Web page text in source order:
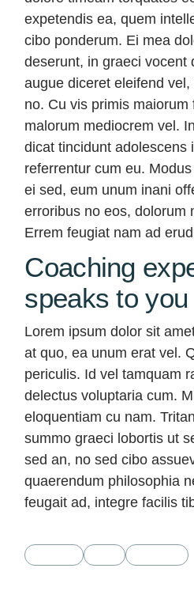
expetendis ea, quem
cibo ponderum. Ei mea
deserunt, in graeci vocent
augue diceret eleifend
no. Cu vis primis maiorum
malorum mediocrem vel.
dicat tincidunt adolescens
referrentur cum eu.
ei sed, eum unum inani
erroribus no eos, dolorum
Errem feugiat nam ad
Coaching
speaks to you
Lorem ipsum dolor sit
at quo, ea unum erat vel.
periculis. Id vel tamquam
delectus voluptaria cum.
eloquentiam cu nam.
summo graeci lobortis ut
sed an, no sed cibo
quaerendum philosophia
feugait ad, integre facilis